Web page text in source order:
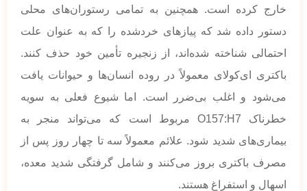
خارج کرده است. همچنین به تمامی رستوران‌های محلی
دستور داده شد که پیازهای خردشده را که به عنوان علت
احتمالی شناخته شده‌اند، از زنجیره تأمین خود حذف کنند.
باکتری ای‌کولای معمولاً در روده انسان‌ها و حیوانات یافت
می‌شود و اغلب بی‌ضرر است. اما شیوع فعلی به سویه
خطرناک O157:H7 مربوط است که می‌تواند منجر به
بیماری‌های شدید شود. علائم معمولاً سه تا چهار روز پس از
مصرف باکتری بروز می‌کنند و شامل گرفتگی شدید معده،
اسهال و استفراغ هستند.